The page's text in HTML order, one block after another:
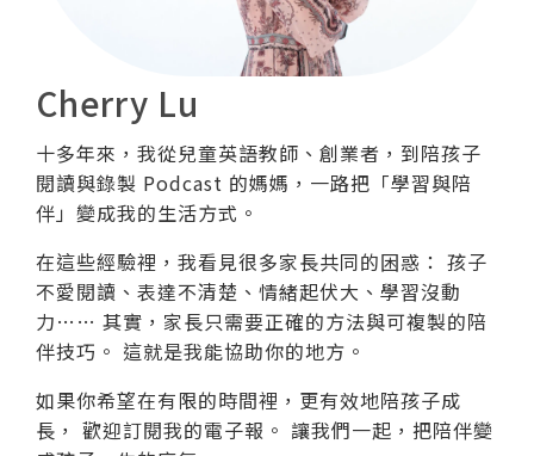
Cherry Lu
十多年來，我從兒童英語教師、創業者，到陪孩子
閱讀與錄製 Podcast 的媽媽，一路把「學習與陪
伴」變成我的生活方式。
在這些經驗裡，我看見很多家長共同的困惑： 孩子
不愛閱讀、表達不清楚、情緒起伏大、學習沒動
力…… 其實，家長只需要正確的方法與可複製的陪
伴技巧。 這就是我能協助你的地方。
如果你希望在有限的時間裡，更有效地陪孩子成
長， 歡迎訂閱我的電子報。 讓我們一起，把陪伴變